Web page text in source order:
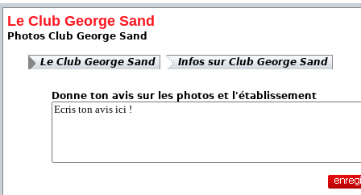
Le Club George Sand
Photos Club George Sand
Le Club George Sand Infos sur Club George Sand
Donne ton avis sur les photos et l'établissement